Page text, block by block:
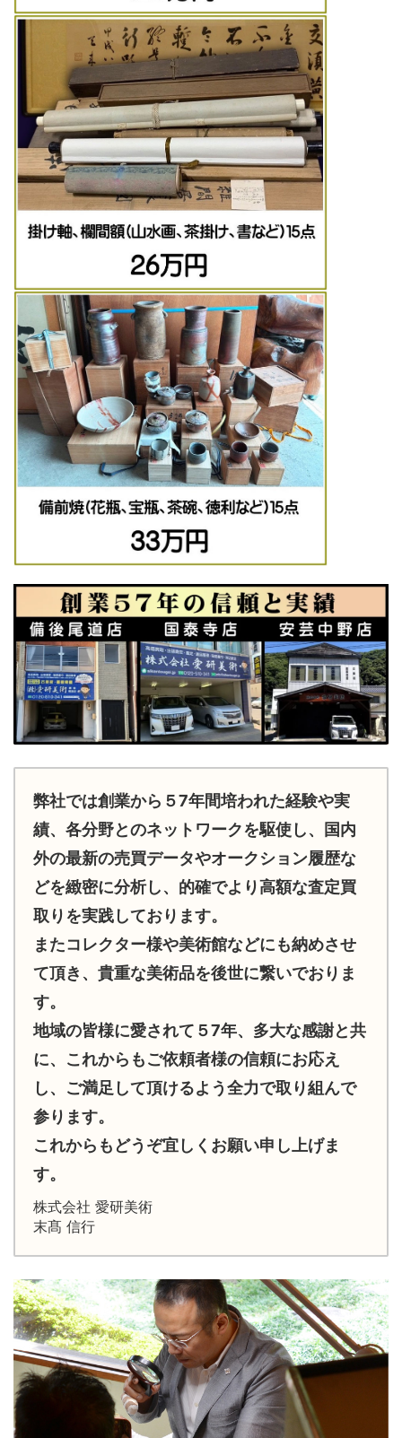
弊社では創業から５7年間培われた経験や実
績、各分野とのネットワークを駆使し、国内
外の最新の売買データやオークション履歴な
どを緻密に分析し、的確でより高額な査定買
取りを実践しております。
またコレクター様や美術館などにも納めさせ
て頂き、貴重な美術品を後世に繋いでおりま
す。
地域の皆様に愛されて５7年、多大な感謝と共
に、これからもご依頼者様の信頼にお応え
し、ご満足して頂けるよう全力で取り組んで
参ります。
これからもどうぞ宜しくお願い申し上げま
す。
株式会社 愛研美術
末髙 信行